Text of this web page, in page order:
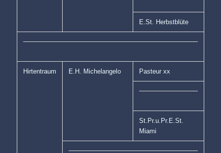
E.St. Herbstblüte
Hirtentraum E.H. Michelangelo Pasteur xx
St.Pr.u.Pr.E.St.
Miami